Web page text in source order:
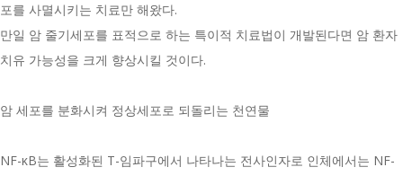
포를 사멸시키는 치료만 해왔다.
만일 암 줄기세포를 표적으로 하는 특이적 치료법이 개발된다면 암 환자
치유 가능성을 크게 향상시킬 것이다.
암 세포를 분화시켜 정상세포로 되돌리는 천연물
NF-κB는 활성화된 T-임파구에서 나타나는 전사인자로 인체에서는 NF-